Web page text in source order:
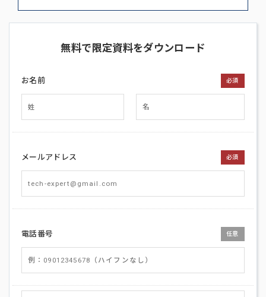
無料で限定資料をダウンロード
お名前 必須
メールアドレス 必須
電話番号 任意